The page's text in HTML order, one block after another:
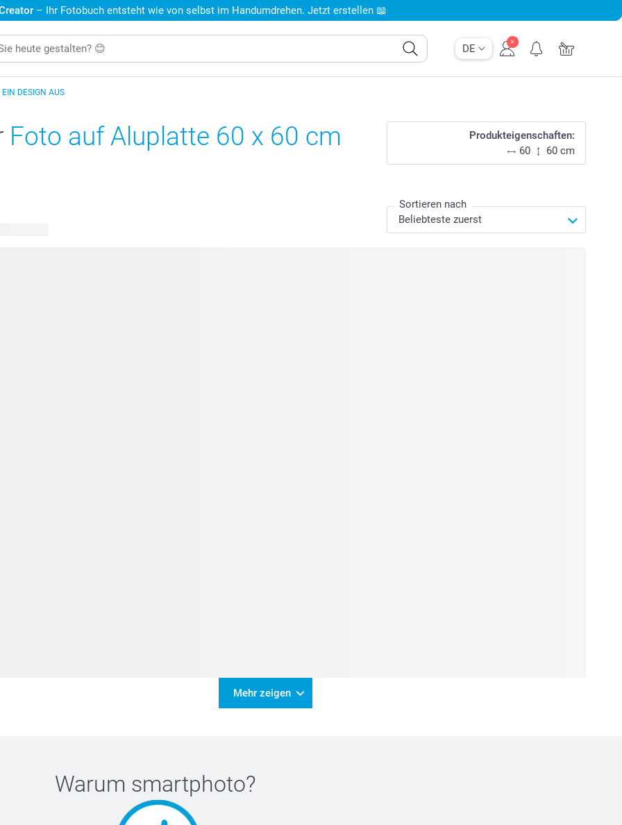
DE
– Ihr Fotobuch entsteht wie von selbst im Handumdrehen. Jetzt erstellen 📖
DESIGN AUS
Foto auf Aluplatte 60 x 60 cm
Produkteigenschaften:
60
60 cm
Sortieren nach
Mehr zeigen
Warum smartphoto?